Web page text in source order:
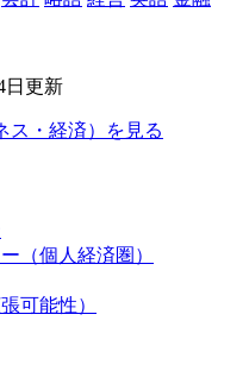
日更新
ス・経済）を見る
（個人経済圏）
可能性）